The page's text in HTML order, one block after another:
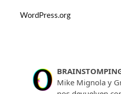
WordPress.org